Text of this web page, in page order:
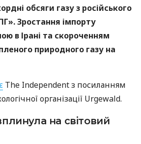
обсяги газу з російського
Зростання імпорту
в Ірані та скороченням
природного газу на
The Independent з посиланням
організації Urgewald.
на світовий